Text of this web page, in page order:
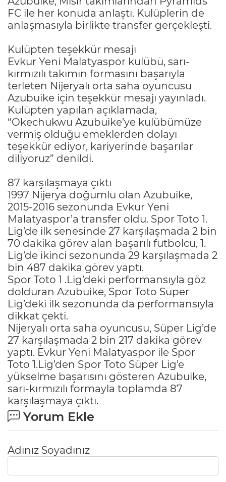
FC ile her konuda anlaştı. Kulüplerin de
anlaşmasıyla birlikte transfer gerçekleşti.
Kulüpten teşekkür mesajı
Evkur Yeni Malatyaspor kulübü, sarı-
kırmızılı takımın formasını başarıyla
terleten Nijeryalı orta saha oyuncusu
Azubuike için teşekkür mesajı yayınladı.
Kulüpten yapılan açıklamada,
“Okechukwu Azubuike’ye kulübümüze
vermiş olduğu emeklerden dolayı
teşekkür ediyor, kariyerinde başarılar
diliyoruz” denildi.
87 karşılaşmaya çıktı
1997 Nijerya doğumlu olan Azubuike,
2015-2016 sezonunda Evkur Yeni
Malatyaspor’a transfer oldu. Spor Toto 1.
Lig’de ilk senesinde 27 karşılaşmada 2 bin
70 dakika görev alan başarılı futbolcu, 1.
Lig’de ikinci sezonunda 29 karşılaşmada 2
bin 487 dakika görev yaptı.
Spor Toto 1 .Lig’deki performansıyla göz
dolduran Azubuike, Spor Toto Süper
Lig’deki ilk sezonunda da performansıyla
dikkat çekti.
Nijeryalı orta saha oyuncusu, Süper Lig’de
27 karşılaşmada 2 bin 217 dakika görev
yaptı. Evkur Yeni Malatyaspor ile Spor
Toto 1.Lig’den Spor Toto Süper Lig’e
yükselme başarısını gösteren Azubuike,
sarı-kırmızılı formayla toplamda 87
karşılaşmaya çıktı.
Yorum Ekle
Adınız Soyadınız